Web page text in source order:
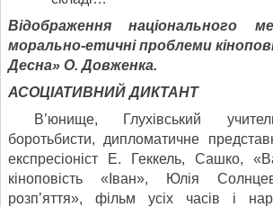
Відображення національного
морально-етичні проблеми
Десна» О. Довженка.
АСОЦІАТИВНИЙ ДИКТАНТ
В’юнище, Глухівський
боротьбисти, дипломатичне
експресіоніст Е. Геккель, Сашко,
кіноповість «Іван», Юлія
розп’яття», фільм усіх часів і